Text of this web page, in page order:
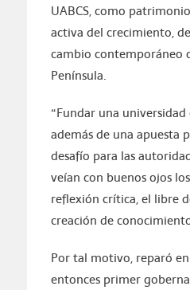
UABCS, como
activa del crecimiento,
cambio contemporáneo
Península.
“Fundar una
además de una apuesta
desafío para las
veían con buenos ojos
reflexión crítica, el libre
creación de
Por tal motivo, reparó
entonces primer